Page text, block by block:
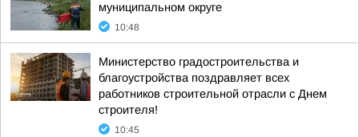
муниципальном округе
10:48
Министерство градостроительства и
благоустройства поздравляет всех
работников строительной отрасли с Днем
строителя!
10:45